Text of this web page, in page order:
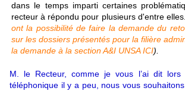
dans le temps imparti certaines
recteur à répondu pour plusieurs d'entre elles.
ont la possibilité de faire la demande du
sur les dossiers présentés pour la filière
la demande à la section A&I UNSA ICI).
M. le Recteur, comme je vous l’ai dit lors
téléphonique il y a peu, nous vous